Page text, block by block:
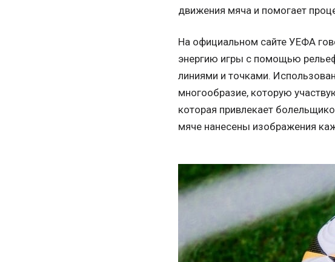
движения мяча и помогает
На официальном сайте УЕФА
энергию игры с помощью
линиями и точками.
многообразие, которую
которая привлекает
мяче нанесены изображения